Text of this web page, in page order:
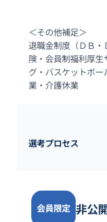
＜その他補足＞
退職金制度（ＤＢ
険・会員制福利厚
グ・バスケットボ
業・介護休業
選考プロセス
会員限定 非公